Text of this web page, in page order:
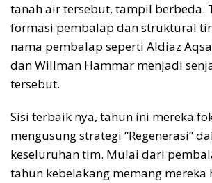
tanah air tersebut, tampil berbeda.
formasi pembalap dan struktural
nama pembalap seperti Aldiaz
dan Willman Hammar menjadi
tersebut.
Sisi terbaik nya, tahun ini mereka
mengusung strategi “Regenerasi”
keseluruhan tim. Mulai dari
tahun kebelakang memang mereka